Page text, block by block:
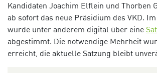
Kandidaten Joachim Elflein und Thorben
ab sofort das neue Präsidium des VKD.
wurde unter anderem digital über eine
abgestimmt. Die notwendige Mehrheit
erreicht, die aktuelle Satzung bleibt